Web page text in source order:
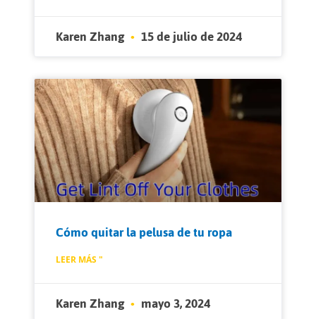
Karen Zhang 15 de julio de 2024
Cómo quitar la pelusa de tu ropa
LEER MÁS "
Karen Zhang mayo 3, 2024